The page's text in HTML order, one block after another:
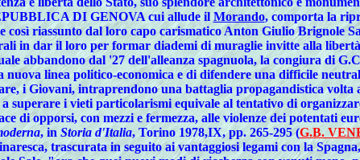
DI GENOVA cui allude il Morando, comporta la
riassunto dal loro capo carismatico Anton Giulio Brignole
in dar il loro per formar diademi di muraglie invitte alla
abbandono dal '27 dell'alleanza spagnuola, la congiura di
nuova linea politico-economica e di difendere una difficile
i Giovani, intraprendono una battaglia propagandistica
i vieti particolarismi equivale al tentativo di
di opporsi, con mezzi e fermezza, alle violenze dei potentati
, in Storia d'Italia, Torino 1978,IX, pp. 265-295 (G.B.
trascurata in seguito ai vantaggiosi legami con la